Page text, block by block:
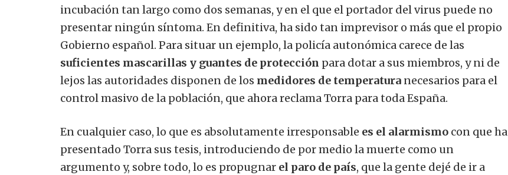
incubación tan largo como dos semanas, y en el que el portador del virus puede no
presentar ningún síntoma. En definitiva, ha sido tan imprevisor o más que el propio
Gobierno español. Para situar un ejemplo, la policía autonómica carece de las
suficientes mascarillas y guantes de protección para dotar a sus miembros, y ni de
lejos las autoridades disponen de los medidores de temperatura necesarios para el
control masivo de la población, que ahora reclama Torra para toda España.
En cualquier caso, lo que es absolutamente irresponsable es el alarmismo con que ha
presentado Torra sus tesis, introduciendo de por medio la muerte como un
argumento y, sobre todo, lo es propugnar el paro de país, que la gente dejé de ir a